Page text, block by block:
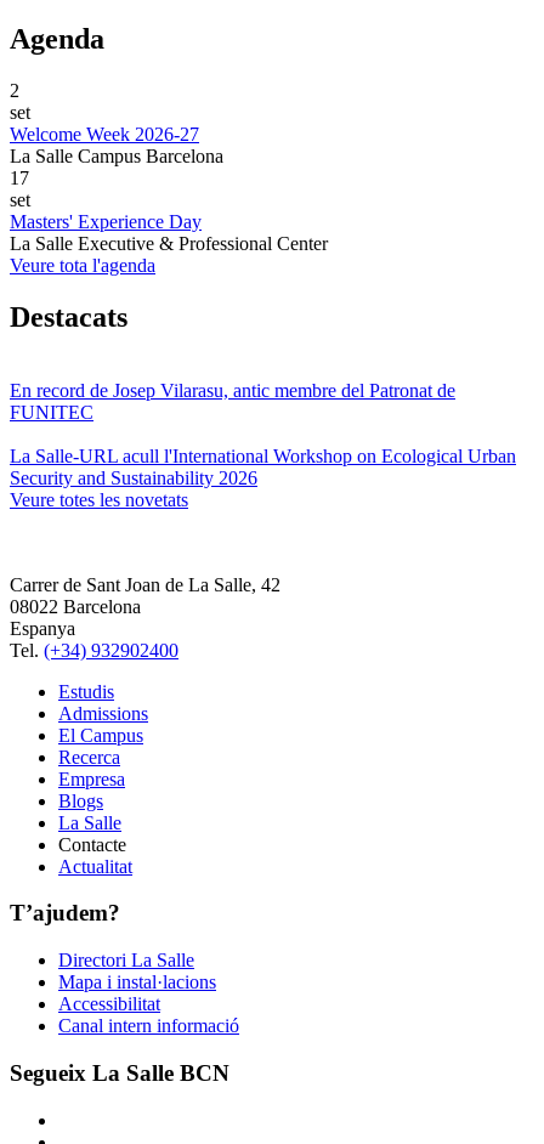
Agenda
2
set
Welcome Week 2026-27
La Salle Campus Barcelona
17
set
Masters' Experience Day
La Salle Executive & Professional Center
Veure tota l'agenda
Destacats
En record de Josep Vilarasu, antic membre del Patronat de
FUNITEC
La Salle-URL acull l'International Workshop on Ecological Urban
Security and Sustainability 2026
Veure totes les novetats
Carrer de Sant Joan de La Salle, 42
08022 Barcelona
Espanya
Tel. (+34) 932902400
Estudis
Admissions
El Campus
Recerca
Empresa
Blogs
La Salle
Contacte
Actualitat
T’ajudem?
Directori La Salle
Mapa i instal·lacions
Accessibilitat
Canal intern informació
Segueix La Salle BCN